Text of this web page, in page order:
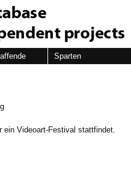
Sparten
ein Videoart-Festival stattfindet.